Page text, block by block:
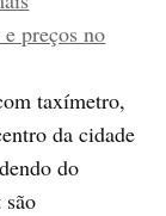
preços no
taxímetro,
da cidade
do